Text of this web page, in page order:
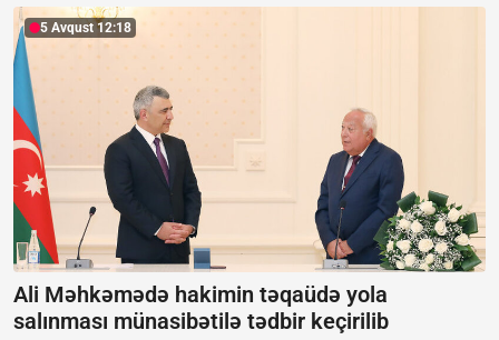
5 Avqust 12:18
Ali Məhkəmədə hakimin təqaüdə yola
salınması münasibətilə tədbir keçirilib